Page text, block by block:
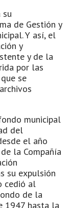
de Gestión y
Y así, el
y
y de la
por las
se
municipal
del
el año
la Compañía
su expulsión
cedió al
de la
1947 hasta la